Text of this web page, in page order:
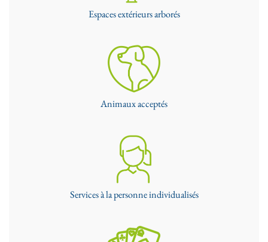
Espaces extérieurs arborés
Animaux acceptés
Services à la personne individualisés